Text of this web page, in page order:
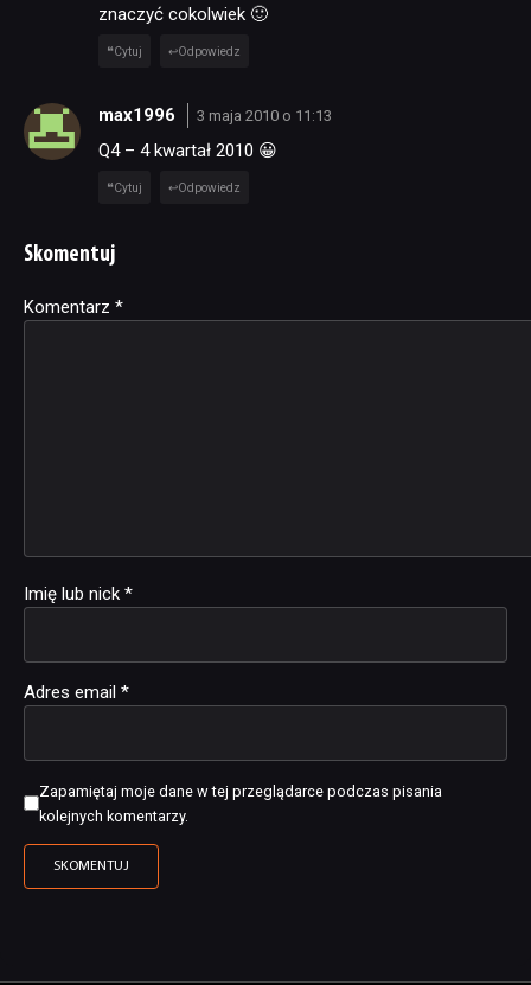
znaczyć cokolwiek 🙂
Cytuj Odpowiedz
max1996 3 maja 2010 o 11:13
Q4 – 4 kwartał 2010 😀
Cytuj Odpowiedz
Skomentuj
Komentarz *
Imię lub nick *
Adres email *
Zapamiętaj moje dane w tej przeglądarce podczas pisania
kolejnych komentarzy.
Alternative: